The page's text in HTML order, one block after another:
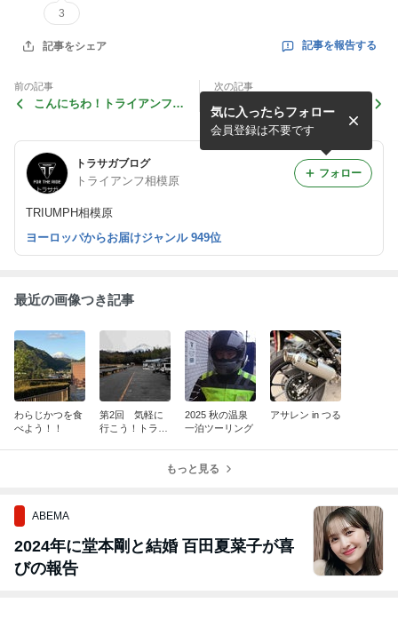
3
記事をシェア 記事を報告する
前の記事
こんにちわ！トライアンフ・
次の記事
トラサガブログ
トライアンフ相模原
TRIUMPH相模原
気に入ったらフォロー
会員登録は不要です
フォロー
ヨーロッパからお届けジャンル 949位
最近の画像つき記事
わらじかつを食
べよう！！
第2回 気軽に
行こう！トラサ
2025 秋の温泉
一泊ツーリング
アサレン in つる
もっと見る
ABEMA
2024年に堂本剛と結婚 百田夏菜子が喜
びの報告